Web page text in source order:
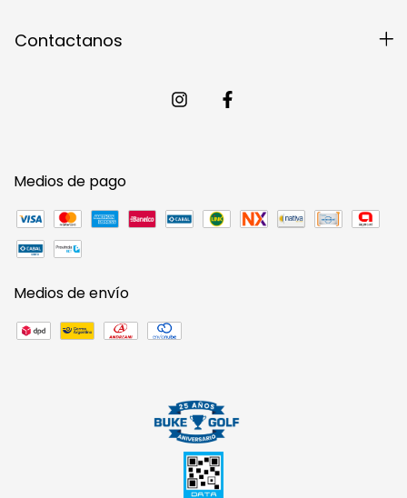
Contactanos
Medios de pago
Medios de envío